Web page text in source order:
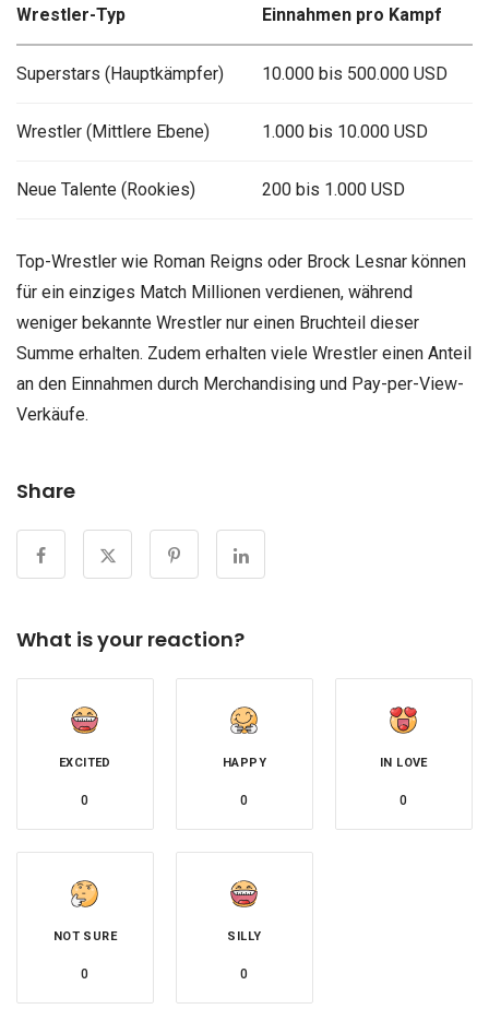
Wrestler-Typ Einnahmen pro Kampf
Superstars (Hauptkämpfer) 10.000 bis 500.000 USD
Wrestler (Mittlere Ebene) 1.000 bis 10.000 USD
Neue Talente (Rookies) 200 bis 1.000 USD
Top-Wrestler wie Roman Reigns oder Brock Lesnar können
für ein einziges Match Millionen verdienen, während
weniger bekannte Wrestler nur einen Bruchteil dieser
Summe erhalten. Zudem erhalten viele Wrestler einen Anteil
an den Einnahmen durch Merchandising und Pay-per-View-
Verkäufe.
Share
What is your reaction?
EXCITED
0
HAPPY
0
IN LOVE
0
NOT SURE
0
SILLY
0